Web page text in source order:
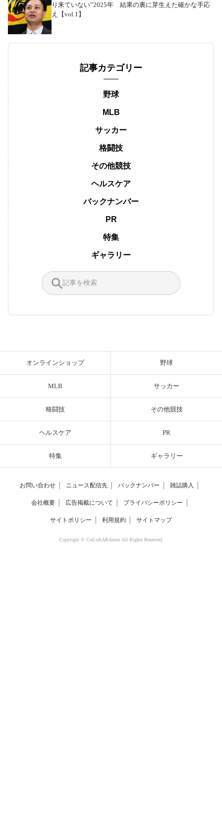
り来ていない”2025年 結果の裏に芽生えた確かな手応
え【vol.1】
記事カテゴリー
野球
MLB
サッカー
格闘技
その他競技
ヘルスケア
バックナンバー
PR
特集
ギャラリー
オンラインショップ 野球
MLB サッカー
格闘技 その他競技
ヘルスケア PR
特集 ギャラリー
お問い合わせ ニュース配信先 バックナンバー 雑誌購入
会社概要 広告掲載について プライバシーポリシー
サイトポリシー 利用規約 サイトマップ
Copyright © CoCoKARAnext All Rights Reserved.